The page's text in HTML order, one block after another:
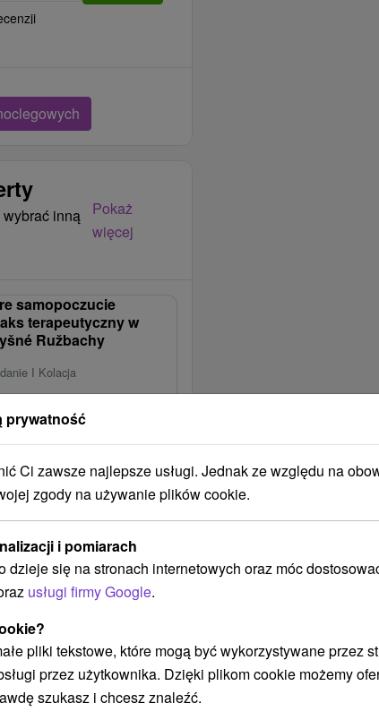
inną
Pokaż
więcej
samopoczucie
terapeutyczny w
Ružbachy
I Kolacja
jedzenie i relaks w spa -
60+.
od261,91zł /noc/osoba
i regeneracji wellness
sercu Wyżnych
I Kolacja
wstęp do Aqua Thermal
Zakres bezpłatnych
rodzaju obiektu
od226,40zł /noc/osoba
prywatność
Ci zawsze najlepsze usługi. Jednak ze względu na
zgody na używanie plików cookie.
i pomiarach
dzieje się na stronach internetowych oraz móc
usługi firmy Google.
pliki tekstowe, które mogą być wykorzystywane przez
przez użytkownika. Dzięki plikom cookie możemy
szukasz i chcesz znaleźć.